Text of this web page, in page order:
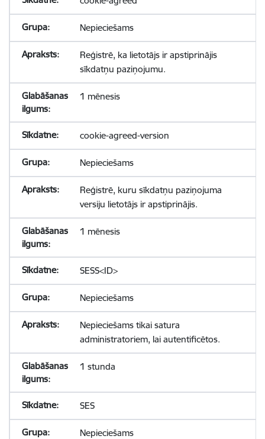
Nepieciešams
Reģistrē, ka lietotājs ir apstiprinājis
sīkdatņu paziņojumu.
1 mēnesis
cookie-agreed-version
Nepieciešams
Reģistrē, kuru sīkdatņu paziņojuma
versiju lietotājs ir apstiprinājis.
1 mēnesis
SESS<ID>
Nepieciešams
Nepieciešams tikai satura
administratoriem, lai autentificētos.
1 stunda
SES
Nepieciešams